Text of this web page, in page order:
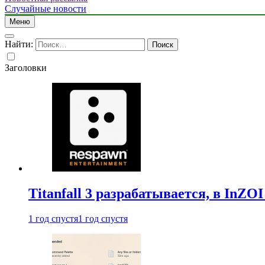
Случайные новости
Меню
Найти:
Заголовки
Titanfall 3 разрабатывается, в
1 год спустя1 год спустя